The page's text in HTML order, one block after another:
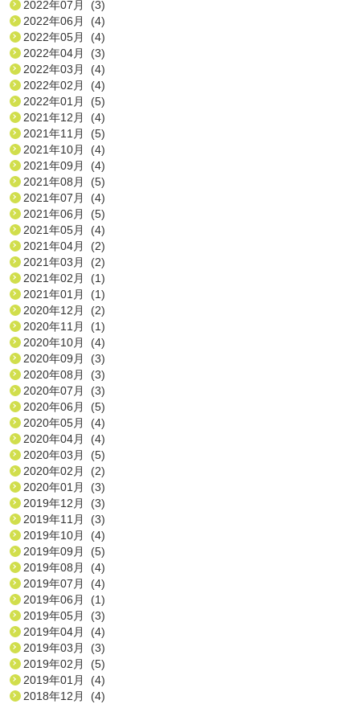
2022年07月 (3)
2022年06月 (4)
2022年05月 (4)
2022年04月 (3)
2022年03月 (4)
2022年02月 (4)
2022年01月 (5)
2021年12月 (4)
2021年11月 (5)
2021年10月 (4)
2021年09月 (4)
2021年08月 (5)
2021年07月 (4)
2021年06月 (5)
2021年05月 (4)
2021年04月 (2)
2021年03月 (2)
2021年02月 (1)
2021年01月 (1)
2020年12月 (2)
2020年11月 (1)
2020年10月 (4)
2020年09月 (3)
2020年08月 (3)
2020年07月 (3)
2020年06月 (5)
2020年05月 (4)
2020年04月 (4)
2020年03月 (5)
2020年02月 (2)
2020年01月 (3)
2019年12月 (3)
2019年11月 (3)
2019年10月 (4)
2019年09月 (5)
2019年08月 (4)
2019年07月 (4)
2019年06月 (1)
2019年05月 (3)
2019年04月 (4)
2019年03月 (3)
2019年02月 (5)
2019年01月 (4)
2018年12月 (4)